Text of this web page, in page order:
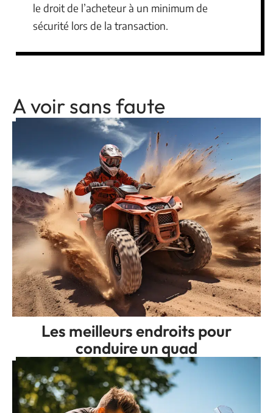
le droit de l’acheteur à un minimum de
sécurité lors de la transaction.
A voir sans faute
Les meilleurs endroits pour
conduire un quad